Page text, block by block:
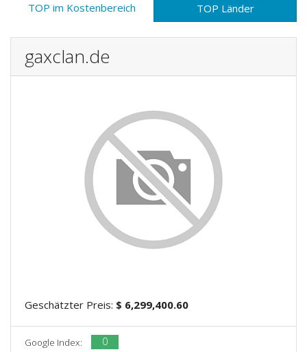
TOP im Kostenbereich TOP Länder
gaxclan.de
Geschätzter Preis: $ 6,299,400.60
Google Index: 0